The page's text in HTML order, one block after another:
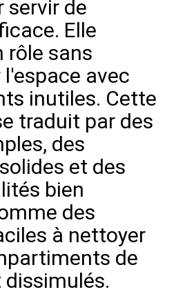
servir de
Elle
rôle sans
avec
inutiles. Cette
traduit par des
des
et des
bien
des
à nettoyer
de